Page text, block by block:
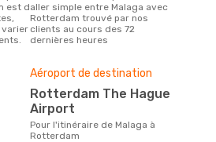
est d
varier
aller simple entre Malaga avec
Rotterdam trouvé par nos
clients au cours des 72
dernières heures
Aéroport de destination
Rotterdam The Hague
Airport
Pour l'itinéraire de Malaga à
Rotterdam